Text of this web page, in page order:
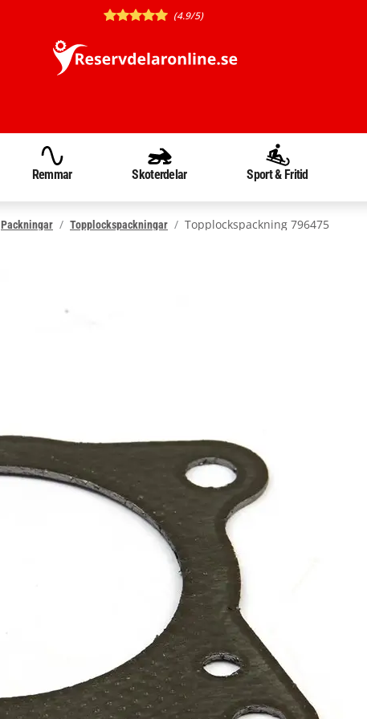
(4.9/5)
Remmar Skoterdelar Sport & Fritid
Packningar Topplockspackningar Topplockspackning 796475